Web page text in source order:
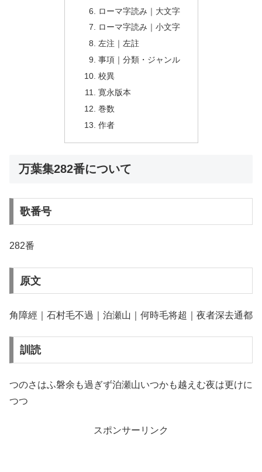
ローマ字読み｜大文字
ローマ字読み｜小文字
左注｜左註
事項｜分類・ジャンル
校異
寛永版本
巻数
作者
万葉集282番について
歌番号
282番
原文
角障經｜石村毛不過｜泊瀬山｜何時毛将超｜夜者深去通都
訓読
つのさはふ磐余も過ぎず泊瀬山いつかも越えむ夜は更けに
つつ
スポンサーリンク